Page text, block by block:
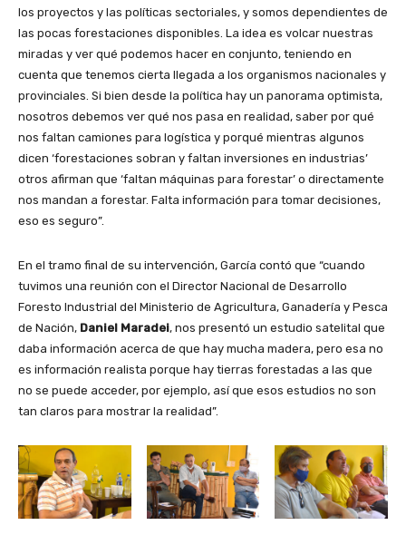
los proyectos y las políticas sectoriales, y somos dependientes de
las pocas forestaciones disponibles. La idea es volcar nuestras
miradas y ver qué podemos hacer en conjunto, teniendo en
cuenta que tenemos cierta llegada a los organismos nacionales y
provinciales. Si bien desde la política hay un panorama optimista,
nosotros debemos ver qué nos pasa en realidad, saber por qué
nos faltan camiones para logística y porqué mientras algunos
dicen ‘forestaciones sobran y faltan inversiones en industrias’
otros afirman que ‘faltan máquinas para forestar’ o directamente
nos mandan a forestar. Falta información para tomar decisiones,
eso es seguro”.
En el tramo final de su intervención, García contó que “cuando
tuvimos una reunión con el Director Nacional de Desarrollo
Foresto Industrial del Ministerio de Agricultura, Ganadería y Pesca
de Nación, Daniel Maradei, nos presentó un estudio satelital que
daba información acerca de que hay mucha madera, pero esa no
es información realista porque hay tierras forestadas a las que
no se puede acceder, por ejemplo, así que esos estudios no son
tan claros para mostrar la realidad”.